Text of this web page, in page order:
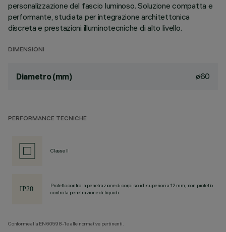
personalizzazione del fascio luminoso. Soluzione compatta e
performante, studiata per integrazione architettonica
discreta e prestazioni illuminotecniche di alto livello.
DIMENSIONI
Diametro (mm) ø60
PERFORMANCE TECNICHE
Classe II
Protetto contro la penetrazione di corpi solidi superiori a 12 mm, non protetto
contro la penetrazione di liquidi.
Conforme alla EN60598-1 e alle normative pertinenti.